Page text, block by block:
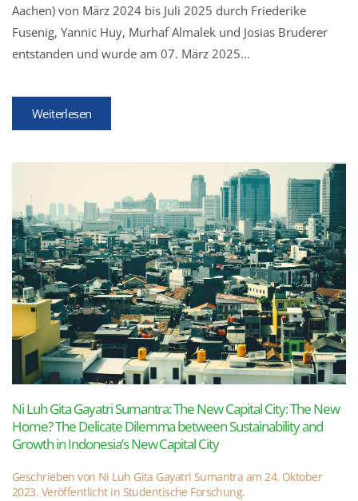
Aachen) von März 2024 bis Juli 2025 durch Friederike
Fusenig, Yannic Huy, Murhaf Almalek und Josias Bruderer
entstanden und wurde am 07. März 2025...
Weiterlesen
Ni Luh Gita Gayatri Sumantra: The New Capital City: The New
Home? The Delicate Dilemma between Sustainability and
Growth in Indonesia’s New Capital City
Geschrieben von Ni Luh Gita Gayatri Sumantra am24. Oktober
2023. Veröffentlicht in Studentische Forschung.